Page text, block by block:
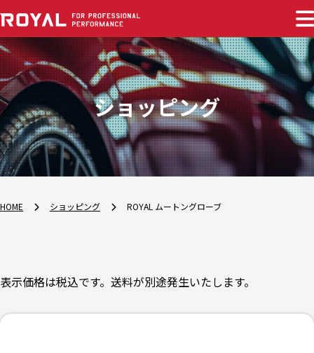
ショッピング
HOME ショッピング ROYAL ムートングローブ
表示価格は税込です。送料が別途発生いたします。